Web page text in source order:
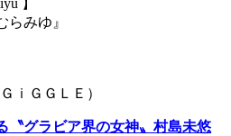
らみゆ』
ｉＧＧＬＥ）
〝グラビア界の女神〟村島未悠